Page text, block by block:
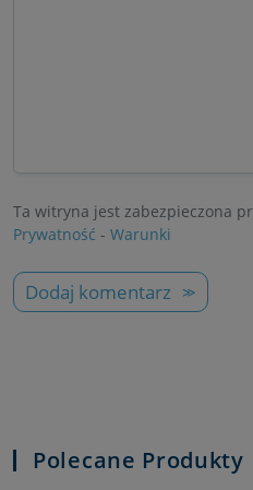
Ta witryna jest zabezpieczona
Prywatność - Warunki
Dodaj komentarz
Polecane Produkty